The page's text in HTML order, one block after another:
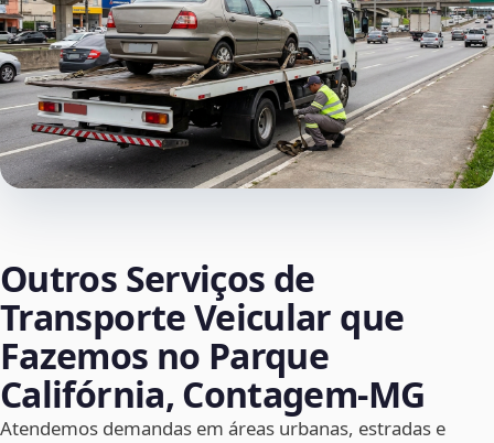
Outros Serviços de
Transporte Veicular que
Fazemos no Parque
Califórnia, Contagem‑MG
Atendemos demandas em áreas urbanas, estradas e